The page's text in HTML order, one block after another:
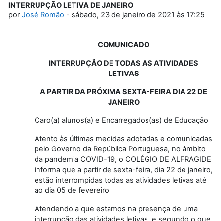
INTERRUPÇÃO LETIVA DE JANEIRO
porJosé Romão - sábado, 23 de janeiro de 2021 às 17:25
Número de respostas: 0
COMUNICADO
INTERRUPÇÃO DE TODAS AS ATIVIDADES
LETIVAS
A PARTIR DA PRÓXIMA SEXTA-FEIRA DIA 22 DE
JANEIRO
Caro(a) alunos(a) e Encarregados(as) de Educação
Atento às últimas medidas adotadas e comunicadas
pelo Governo da República Portuguesa, no âmbito
da pandemia COVID-19, o COLÉGIO DE ALFRAGIDE
informa que a partir de sexta-feira, dia 22 de janeiro,
estão interrompidas todas as atividades letivas até
ao dia 05 de fevereiro.
Atendendo a que estamos na presença de uma
interrupção das atividades letivas, e segundo o que